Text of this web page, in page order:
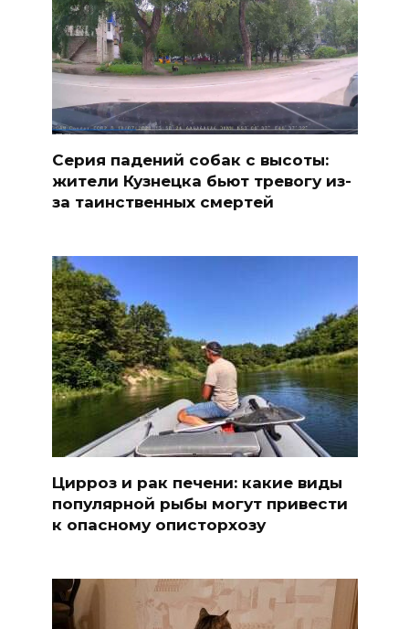
Серия падений собак с высоты:
жители Кузнецка бьют тревогу из-
за таинственных смертей
Цирроз и рак печени: какие виды
популярной рыбы могут привести
к опасному описторхозу